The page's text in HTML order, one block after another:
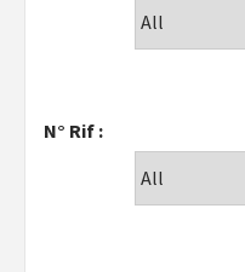
N° Rif :